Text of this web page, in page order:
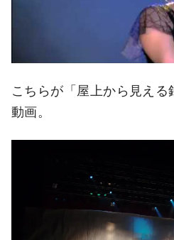
こちらが「屋上から見え
動画。